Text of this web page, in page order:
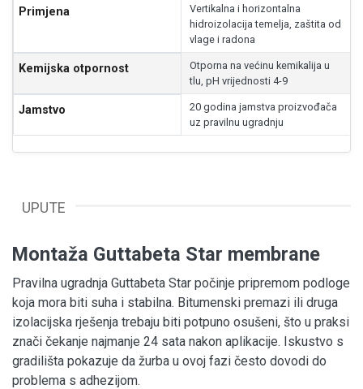
Primjena
Vertikalna i horizontalna
hidroizolacija temelja, zaštita od
vlage i radona
Kemijska otpornost
Otporna na većinu kemikalija u
tlu, pH vrijednosti 4-9
Jamstvo
20 godina jamstva proizvođača
uz pravilnu ugradnju
UPUTE
Montaža Guttabeta Star membrane
Pravilna ugradnja Guttabeta Star počinje pripremom podloge
koja mora biti suha i stabilna. Bitumenski premazi ili druga
izolacijska rješenja trebaju biti potpuno osušeni, što u praksi
znači čekanje najmanje 24 sata nakon aplikacije. Iskustvo s
gradilišta pokazuje da žurba u ovoj fazi često dovodi do
problema s adhezijom.